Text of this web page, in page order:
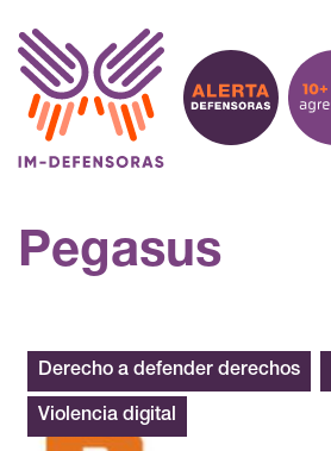
Pegasus
Derecho a defender derechos
Violencia digital